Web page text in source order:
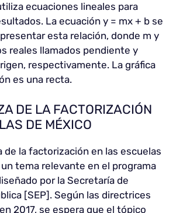
ecuaciones lineales para
La ecuación y = mx + b se
esta relación, donde m y
reales llamados pendiente y
respectivamente. La gráfica
es una recta.
DE LA FACTORIZACIÓN
DE MÉXICO
de la factorización en las escuelas
tema relevante en el programa
por la Secretaría de
[SEP]. Según las directrices
2017, se espera que el tópico